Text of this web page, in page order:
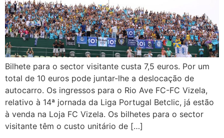
Bilhete para o sector visitante custa 7,5 euros. Por um
total de 10 euros pode juntar-lhe a deslocação de
autocarro. Os ingressos para o Rio Ave FC-FC Vizela,
relativo à 14ª jornada da Liga Portugal Betclic, já estão
à venda na Loja FC Vizela. Os bilhetes para o sector
visitante têm o custo unitário de […]